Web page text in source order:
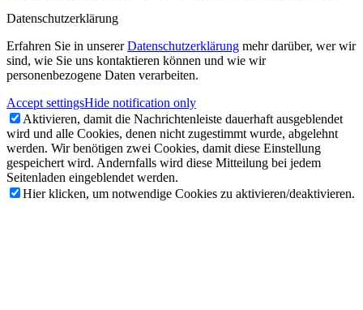
Datenschutzerklärung
Erfahren Sie in unsererDatenschutzerklärung mehr darüber, wer wir
sind, wie Sie uns kontaktieren können und wie wir
personenbezogene Daten verarbeiten.
Accept settingsHide notification only
Aktivieren, damit die Nachrichtenleiste dauerhaft ausgeblendet
wird und alle Cookies, denen nicht zugestimmt wurde, abgelehnt
werden. Wir benötigen zwei Cookies, damit diese Einstellung
gespeichert wird. Andernfalls wird diese Mitteilung bei jedem
Seitenladen eingeblendet werden.
Hier klicken, um notwendige Cookies zu aktivieren/deaktivieren.